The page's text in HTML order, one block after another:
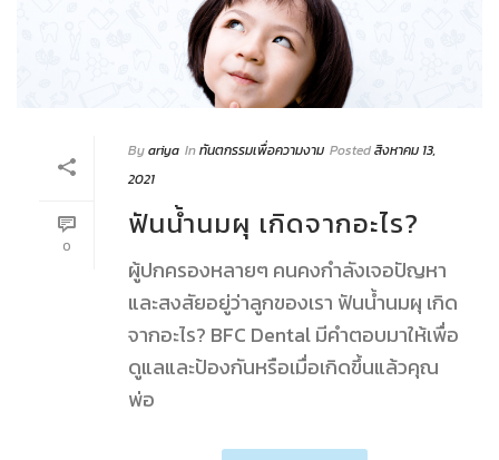
0
Byariya Inทันตกรรมเพื่อความงาม Postedสิงหาคม 13,
2021
ฟันน้ำนมผุ เกิดจากอะไร?
ผู้ปกครองหลายๆ คนคงกำลังเจอปัญหา
และสงสัยอยู่ว่าลูกของเรา ฟันน้ำนมผุ เกิด
จากอะไร? BFC Dental มีคำตอบมาให้เพื่อ
ดูแลและป้องกันหรือเมื่อเกิดขึ้นแล้วคุณ
พ่อ